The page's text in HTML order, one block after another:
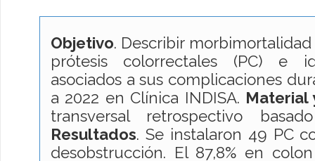
Objetivo. Describir
prótesis colorrectales (PC) e
asociados a sus complicaciones
a 2022 en Clínica INDISA.
transversal retrospectivo
Resultados. Se instalaron 49 PC
desobstrucción. El 87,8% en